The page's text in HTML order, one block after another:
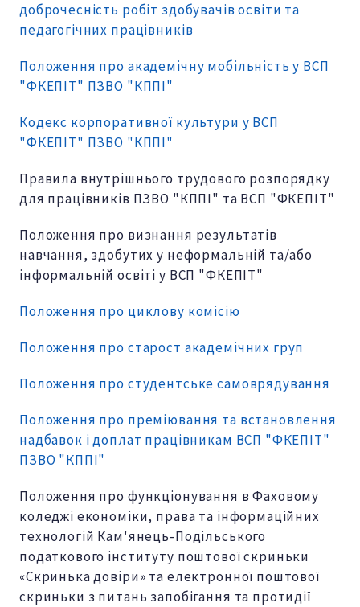
доброчесність робіт здобувачів освіти та
педагогічних працівників
Положення про академічну мобільність у ВСП
"ФКЕПІТ" ПЗВО "КППІ"
Кодекс корпоративної культури у ВСП
"ФКЕПІТ" ПЗВО "КППІ"
Правила внутрішнього трудового розпорядку
для працівників ПЗВО "КППІ" та ВСП "ФКЕПІТ"
Положення про визнання результатів
навчання, здобутих у неформальній та/або
інформальній освіті у ВСП "ФКЕПІТ"
Положення про циклову комісію
Положення про старост академічних груп
Положення про студентське самоврядування
Положення про преміювання та встановлення
надбавок і доплат працівникам ВСП "ФКЕПІТ"
ПЗВО "КППІ"
Положення про функціонування в Фаховому
коледжі економіки, права та інформаційних
технологій Кам'янець-Подільського
податкового інституту поштової скриньки
«Скринька довіри» та електронної поштової
скриньки з питань запобігання та протидії